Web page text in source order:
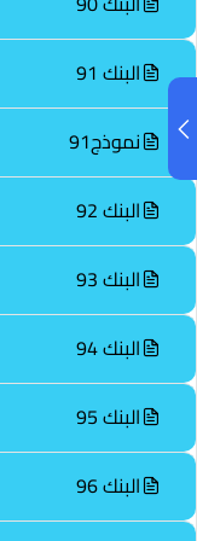
البنك 91
نموذج91
البنك 92
البنك 93
البنك 94
البنك 95
البنك 96